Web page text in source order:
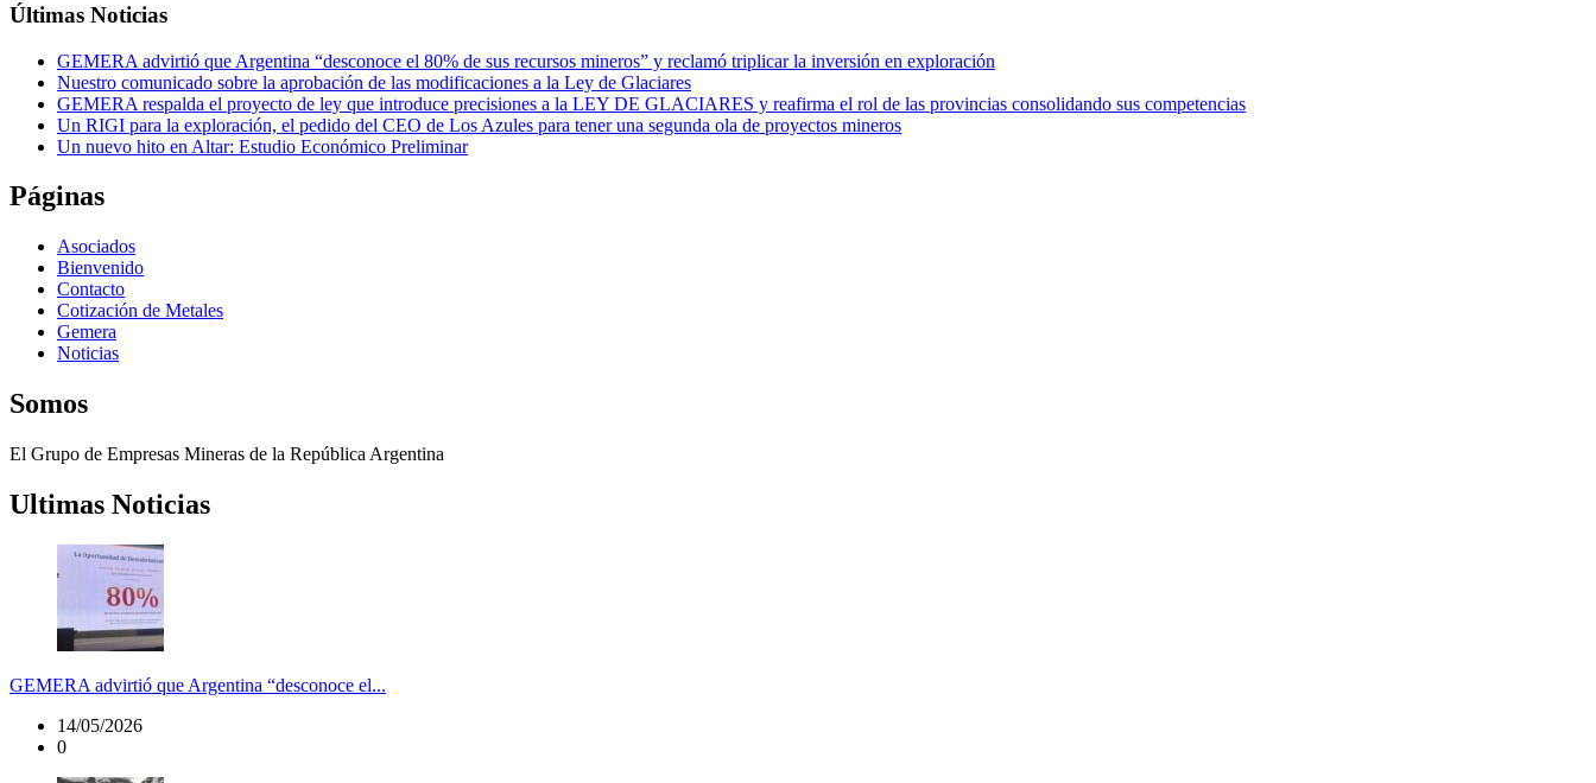
Últimas Noticias
GEMERA advirtió que Argentina “desconoce el 80% de sus recursos mineros” y reclamó triplicar la inversión en exploración
Nuestro comunicado sobre la aprobación de las modificaciones a la Ley de Glaciares
GEMERA respalda el proyecto de ley que introduce precisiones a la LEY DE GLACIARES y reafirma el rol de las provincias consolidando sus competencias
Un RIGI para la exploración, el pedido del CEO de Los Azules para tener una segunda ola de proyectos mineros
Un nuevo hito en Altar: Estudio Económico Preliminar
Páginas
Asociados
Bienvenido
Contacto
Cotización de Metales
Gemera
Noticias
Somos
El Grupo de Empresas Mineras de la República Argentina
Ultimas Noticias
GEMERA advirtió que Argentina “desconoce el...
14/05/2026
0